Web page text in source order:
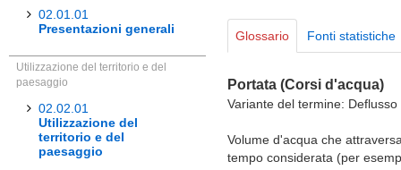
02.01.01
Presentazioni generali
Utilizzazione del territorio e del
paesaggio
02.02.01
Utilizzazione del
territorio e del
paesaggio
Glossario Fonti statistiche
Portata (Corsi d'acqua)
Variante del termine:
Volume d'acqua che
tempo considerata (per